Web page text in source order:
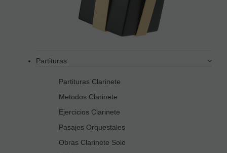
Partituras
Partituras Clarinete
Metodos Clarinete
Ejercicios Clarinete
Pasajes Orquestales
Obras Clarinete Solo